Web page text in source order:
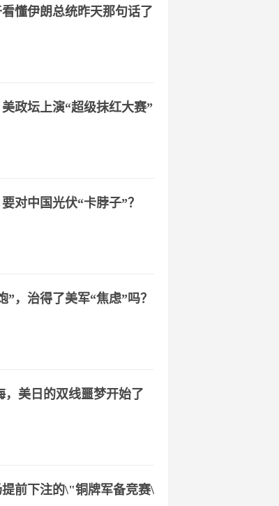
懂伊朗总统昨天那句话了
政坛上演“超级抹红大赛”
对中国光伏“卡脖子”？
”，治得了美军“焦虑”吗？
，美日的双线噩梦开始了
前下注的\"铜牌军备竞赛\"